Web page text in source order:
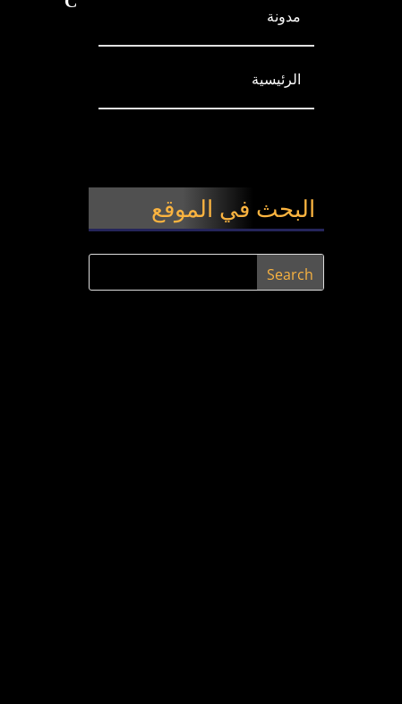
مدونة
الرئيسية
البحث في الموقع